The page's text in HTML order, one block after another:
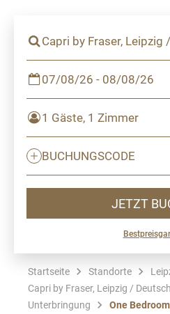
Capri by Fraser, Leipzig
07/08/26 - 08/08/26
1 Gäste, 1 Zimmer
BUCHUNGSCODE
JETZT
Startseite Standorte
Capri by Fraser, Leipzig /
Unterbringung
One